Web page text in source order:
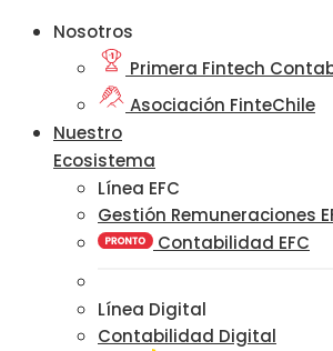
Nosotros
Primera Fintech
Asociación FinteChile
Nuestro
Ecosistema
Línea EFC
Gestión Remuneraciones
Contabilidad EFC
Línea Digital
Contabilidad Digital